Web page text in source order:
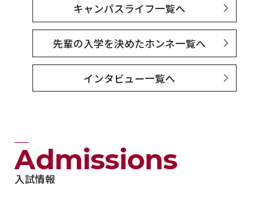
キャンパスライフ一覧へ
先輩の入学を決めたホンネ一覧へ
インタビュー一覧へ
入試情報
Admissions